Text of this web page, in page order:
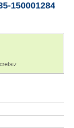
150001284